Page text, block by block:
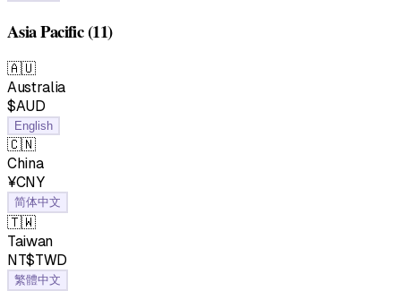
Asia Pacific(11)
🇦🇺
Australia
$AUD
English
🇨🇳
China
¥CNY
简体中文
🇹🇼
Taiwan
NT$TWD
繁體中文